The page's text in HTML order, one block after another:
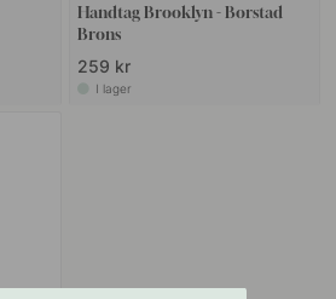
Handtag Brooklyn - Borstad
Brons
259 kr
I lager